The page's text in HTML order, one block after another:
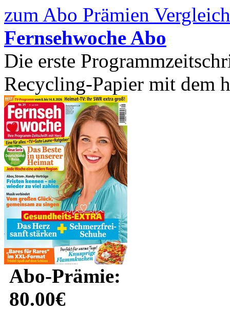
zum Abo Prämien
Fernsehwoche Abo
Die erste
Recycling-Papier mit dem
Abo-Prämie:
80.00€